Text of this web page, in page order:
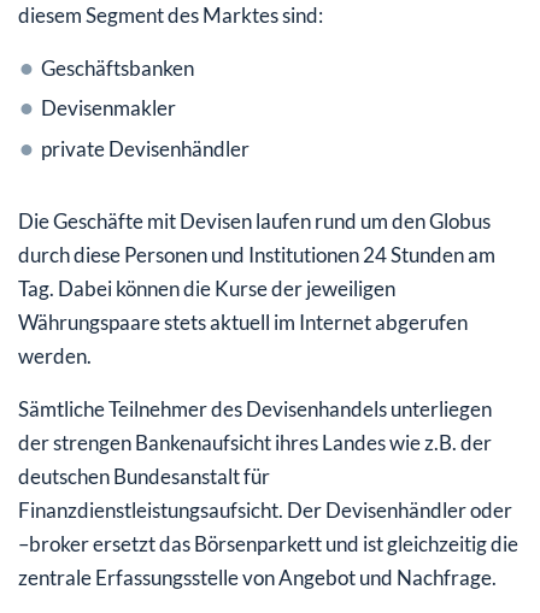
diesem Segment des Marktes sind:
Geschäftsbanken
Devisenmakler
private Devisenhändler
Die Geschäfte mit Devisen laufen rund um den Globus
durch diese Personen und Institutionen 24 Stunden am
Tag. Dabei können die Kurse der jeweiligen
Währungspaare stets aktuell im Internet abgerufen
werden.
Sämtliche Teilnehmer des Devisenhandels unterliegen
der strengen Bankenaufsicht ihres Landes wie z.B. der
deutschen Bundesanstalt für
Finanzdienstleistungsaufsicht. Der Devisenhändler oder
–broker ersetzt das Börsenparkett und ist gleichzeitig die
zentrale Erfassungsstelle von Angebot und Nachfrage.